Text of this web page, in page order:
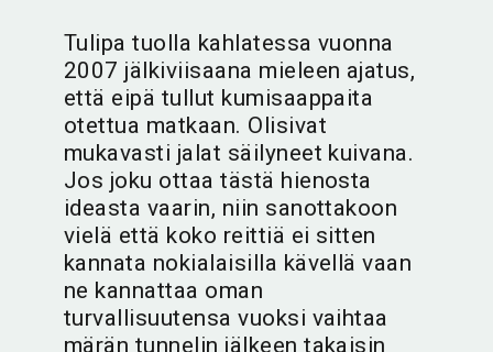
Tulipa tuolla kahlatessa vuonna
2007 jälkiviisaana mieleen ajatus,
että eipä tullut kumisaappaita
otettua matkaan. Olisivat
mukavasti jalat säilyneet kuivana.
Jos joku ottaa tästä hienosta
ideasta vaarin, niin sanottakoon
vielä että koko reittiä ei sitten
kannata nokialaisilla kävellä vaan
ne kannattaa oman
turvallisuutensa vuoksi vaihtaa
märän tunnelin jälkeen takaisin